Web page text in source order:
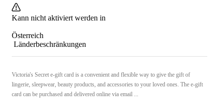
Kann nicht aktiviert werden in
Österreich
Länderbeschränkungen
Victoria's Secret e-gift card is a convenient and flexible way to give the gift of
lingerie, sleepwear, beauty products, and accessories to your loved ones. The e-gift
card can be purchased and delivered online via email ...